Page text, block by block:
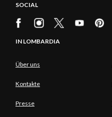
SOCIAL
IN LOMBARDIA
Über uns
Kontakte
Presse